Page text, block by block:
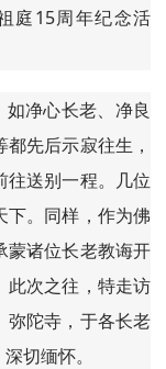
庭15周年纪念活
净心长老、净良
先后示寂往生，
往送别一程。几位
下。同样，作为佛
蒙诸位长老教诲开
此次之往，特走访
弥陀寺，于各长老
切缅怀。